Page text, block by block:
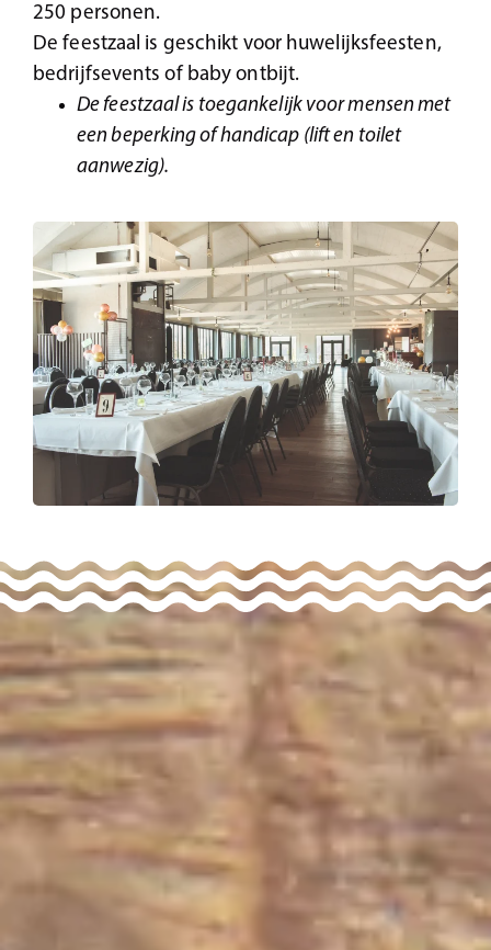
250 personen.
De feestzaal is geschikt voor huwelijksfeesten,
bedrijfsevents of baby ontbijt.
De feestzaal is toegankelijk voor mensen met
een beperking of handicap (lift en toilet
aanwezig).